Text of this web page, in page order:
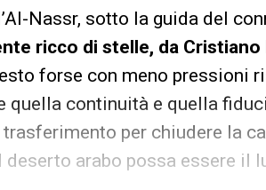
Nassr, sotto la guida del
ricco di stelle, da Cristiano
forse con meno pressioni
quella continuità e quella
trasferimento per chiudere la
arabo possa essere il